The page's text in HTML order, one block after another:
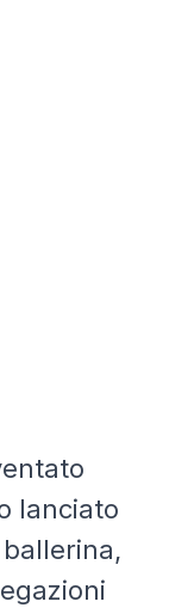
lanciato